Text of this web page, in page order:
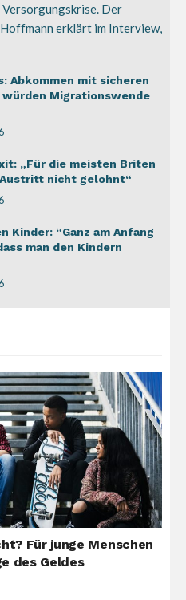
Der
erklärt im Interview,
Abkommen mit sicheren
Migrationswende
„Für die meisten Briten
nicht gelohnt“
Kinder: “Ganz am Anfang
man den Kindern
Für junge Menschen
des Geldes